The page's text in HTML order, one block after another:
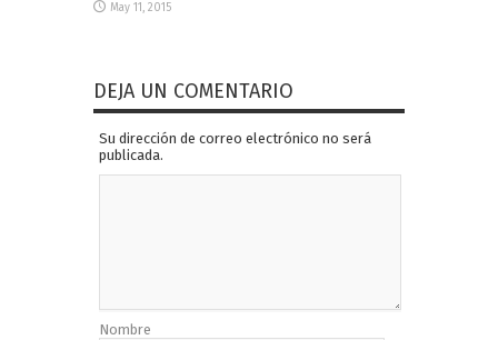
May 11, 2015
DEJA UN COMENTARIO
Su dirección de correo electrónico no será
publicada.
Nombre